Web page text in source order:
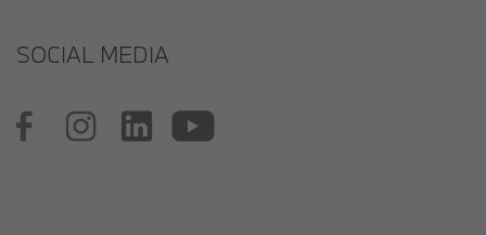
SOCIAL MEDIA